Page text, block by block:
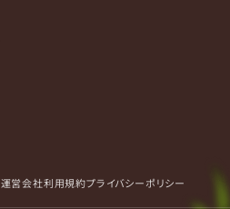
運営会社利用規約プライバシーポリシー